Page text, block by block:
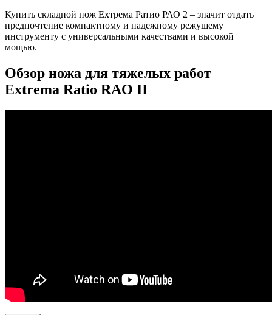
Купить складной нож Ехтрема Ратио РАО 2 – значит отдать
предпочтение компактному и надежному режущему
инструменту с универсальными качествами и высокой
мощью.
Обзор ножа для тяжелых работ
Extrema Ratio RAO II